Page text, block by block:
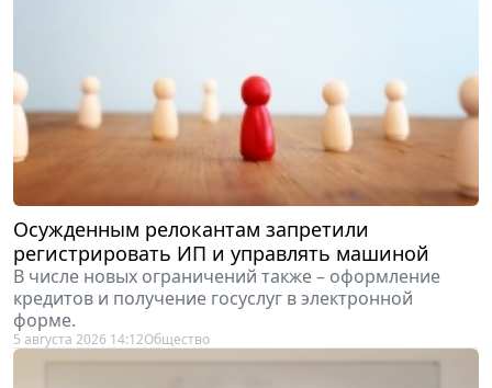
Осужденным релокантам запретили
регистрировать ИП и управлять машиной
В числе новых ограничений также – оформление
кредитов и получение госуслуг в электронной
форме.
5 августа 2026 14:12